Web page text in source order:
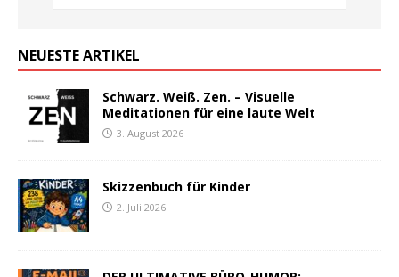
NEUESTE ARTIKEL
Schwarz. Weiß. Zen. – Visuelle
Meditationen für eine laute Welt
3. August 2026
Skizzenbuch für Kinder
2. Juli 2026